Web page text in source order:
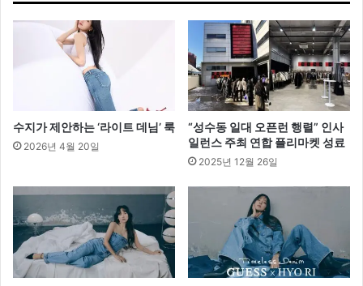
수지가 제안하는 ‘라이트 데님’ 룩
2026년 4월 20일
“성수동 일대 오픈런 행렬” 인사
일런스 주최 연합 플리마켓 성료
2025년 12월 26일